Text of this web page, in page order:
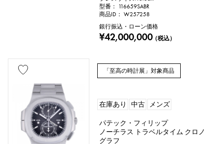
チタン
セドナゴールド
エバーローズゴールド ザリウム
ダイヤモンド
その他
型番： 116659SABR
商品ID： W257258
銀行振込・ローン価格
¥42,000,000（税込）
「至高の時計展」対象商品
在庫あり 中古 メンズ
パテック・フィリップ
ノーチラス トラベルタイム クロノ
グラフ